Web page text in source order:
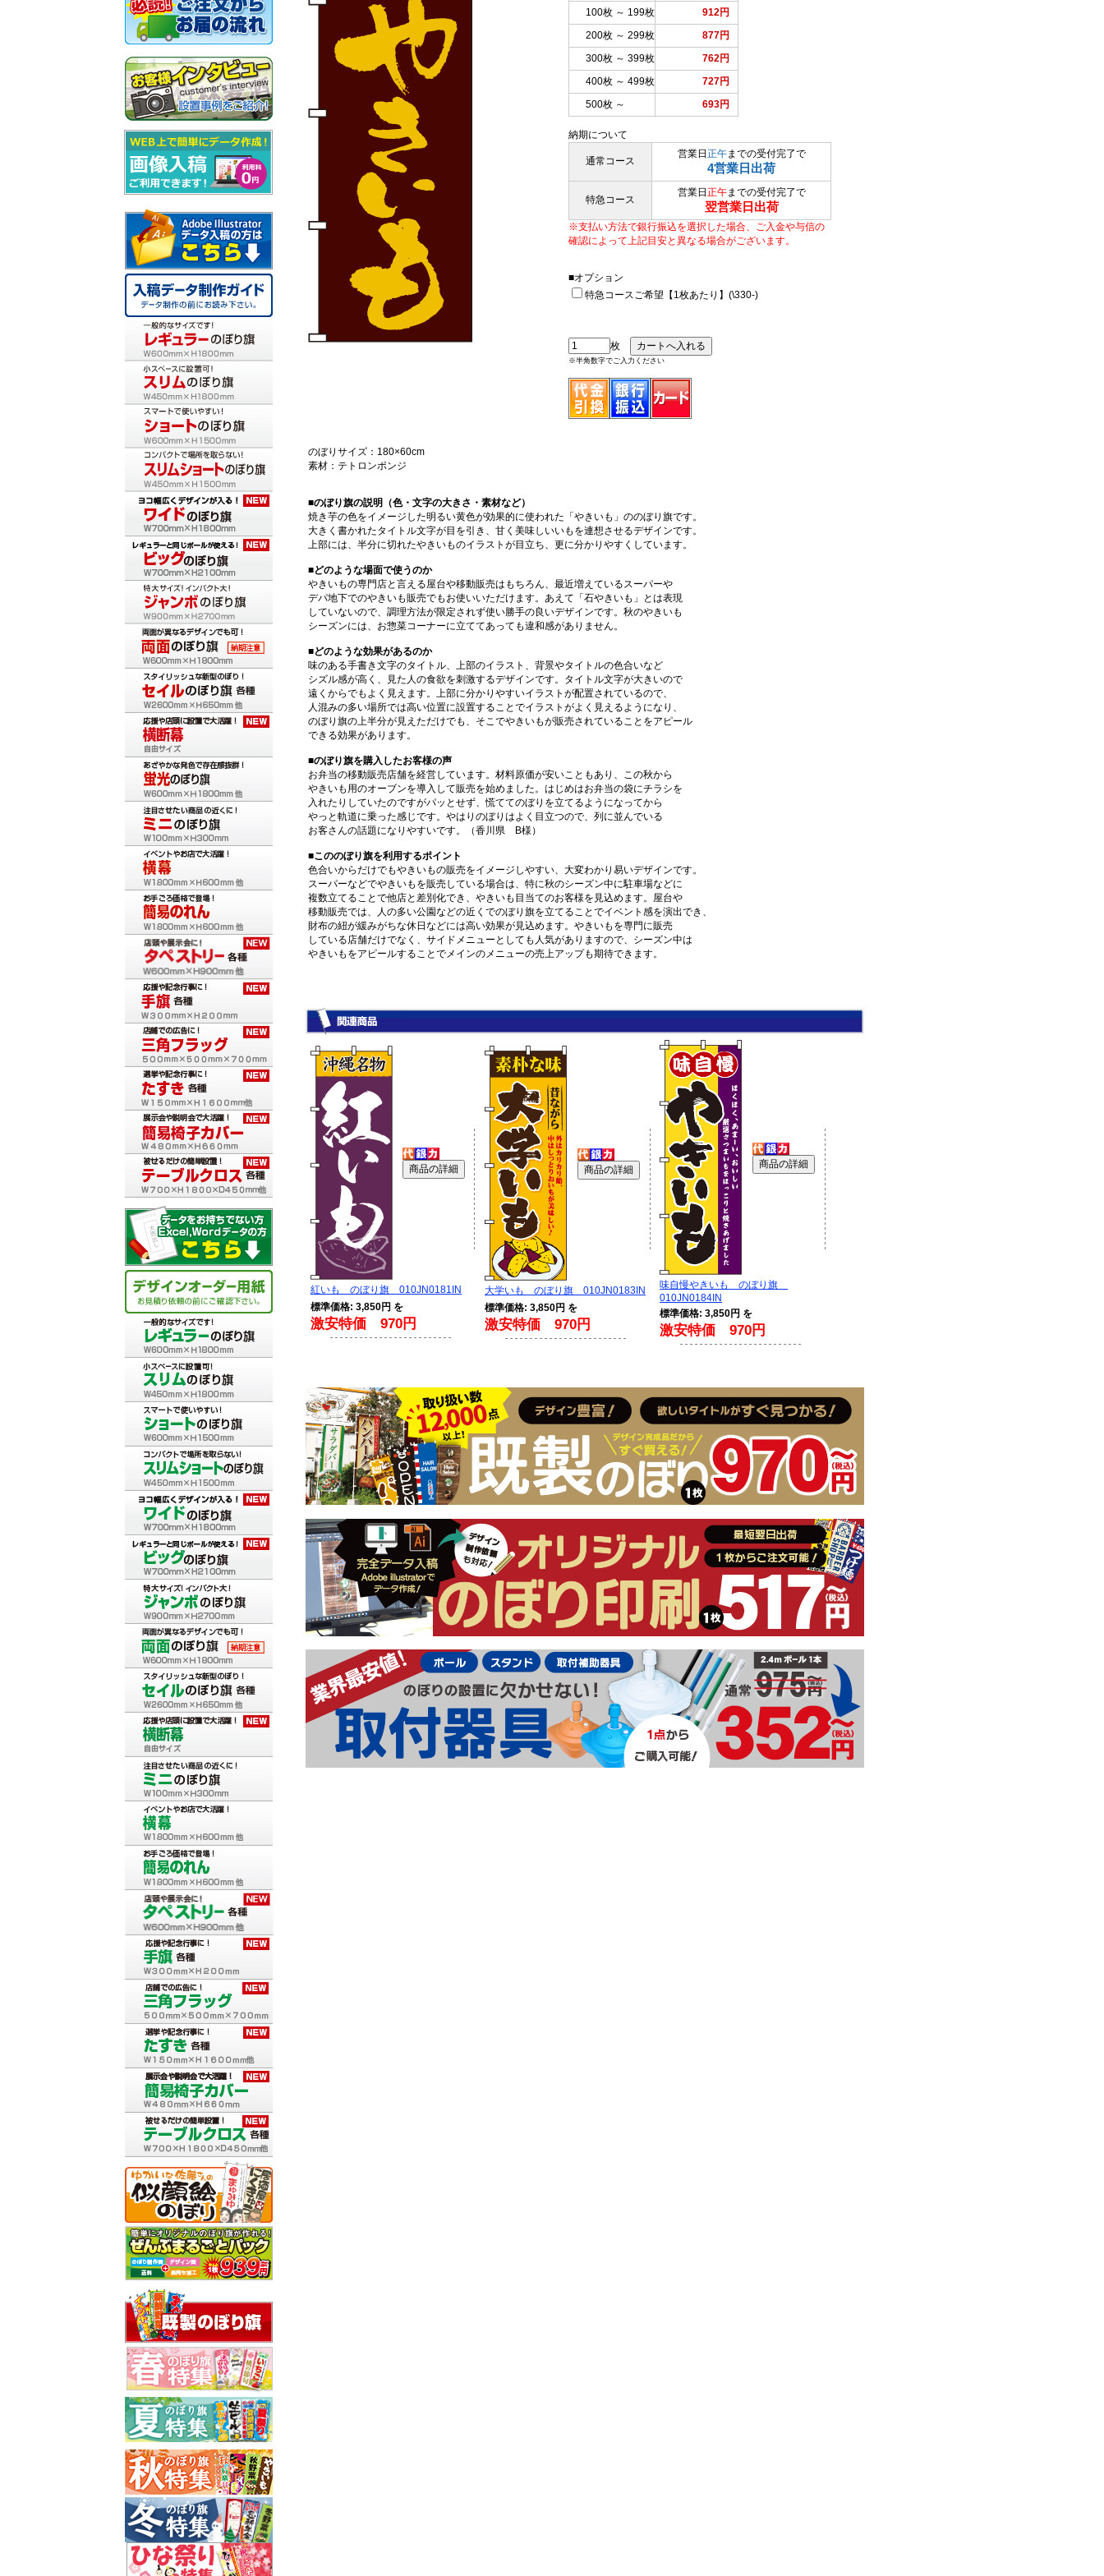
100枚 ～ 199枚
912円
200枚 ～ 299枚
877円
300枚 ～ 399枚
762円
400枚 ～ 499枚
727円
500枚 ～
693円
納期について
通常コース
営業日 正午までの受付完了で
4営業日出荷
特急コース
営業日 正午までの受付完了で
翌営業日出荷
※支払い方法で銀行振込を選択した場合、ご入金や与信の
確認によって上記目安と異なる場合がございます。
■オプション
特急コースご希望【1枚あたり】(\330-)
枚
※半角数字でご入力ください
のぼりサイズ：180×60cm
素材：テトロンポンジ
■のぼり旗の説明（色・文字の大きさ・素材など）
焼き芋の色をイメージした明るい黄色が効果的に使われた「やきいも」ののぼり旗です。
大きく書かれたタイトル文字が目を引き、甘く美味しいいもを連想させるデザインです。
上部には、半分に切れたやきいものイラストが目立ち、更に分かりやすくしています。
■どのような場面で使うのか
やきいもの専門店と言える屋台や移動販売はもちろん、最近増えているスーパーや
デパ地下でのやきいも販売でもお使いいただけます。あえて「石やきいも」とは表現
していないので、調理方法が限定されず使い勝手の良いデザインです。秋のやきいも
シーズンには、お惣菜コーナーに立ててあっても違和感がありません。
■どのような効果があるのか
味のある手書き文字のタイトル、上部のイラスト、背景やタイトルの色合いなど
シズル感が高く、見た人の食欲を刺激するデザインです。タイトル文字が大きいので
遠くからでもよく見えます。上部に分かりやすいイラストが配置されているので、
人混みの多い場所では高い位置に設置することでイラストがよく見えるようになり、
のぼり旗の上半分が見えただけでも、そこでやきいもが販売されていることをアピール
できる効果があります。
■のぼり旗を購入したお客様の声
お弁当の移動販売店舗を経営しています。材料原価が安いこともあり、この秋から
やきいも用のオーブンを導入して販売を始めました。はじめはお弁当の袋にチラシを
入れたりしていたのですがパッとせず、慌ててのぼりを立てるようになってから
やっと軌道に乗った感じです。やはりのぼりはよく目立つので、列に並んでいる
お客さんの話題になりやすいです。（香川県 B様）
■こののぼり旗を利用するポイント
色合いからだけでもやきいもの販売をイメージしやすい、大変わかり易いデザインです。
スーパーなどでやきいもを販売している場合は、特に秋のシーズン中に駐車場などに
複数立てることで他店と差別化でき、やきいも目当てのお客様を見込めます。屋台や
移動販売では、人の多い公園などの近くでのぼり旗を立てることでイベント感を演出でき、
財布の紐が緩みがちな休日などには高い効果が見込めます。やきいもを専門に販売
している店舗だけでなく、サイドメニューとしても人気がありますので、シーズン中は
やきいもをアピールすることでメインのメニューの売上アップも期待できます。
紅いも のぼり旗 010JN0181IN
標準価格: 3,850円 を
激安特価 970円
大学いも のぼり旗 010JN0183IN
標準価格: 3,850円 を
激安特価 970円
味自慢やきいも のぼり旗
010JN0184IN
標準価格: 3,850円 を
激安特価 970円